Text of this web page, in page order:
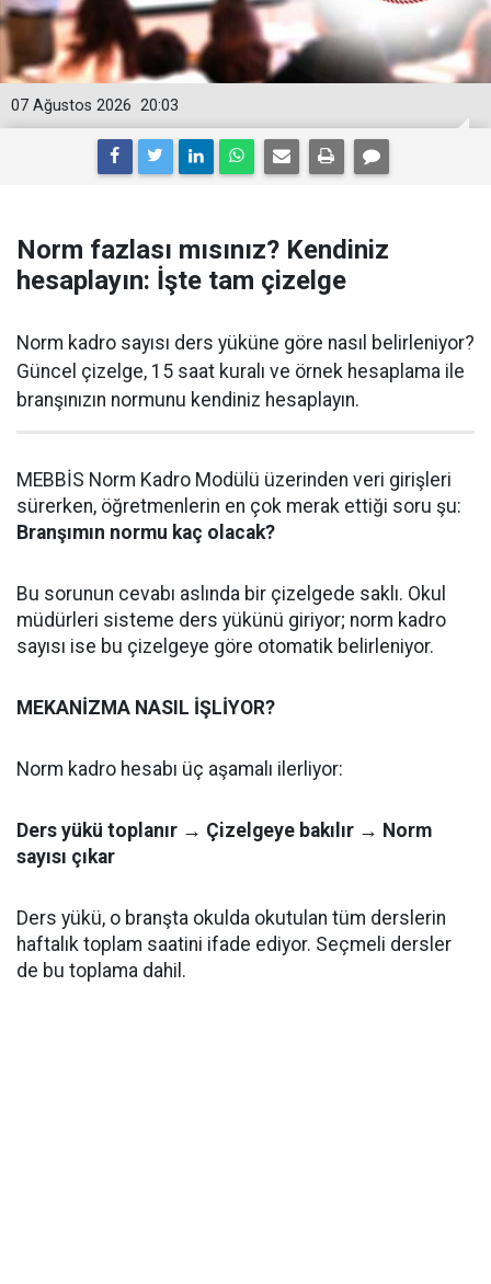
20:03
07 Ağustos 2026
Norm fazlası mısınız? Kendiniz
hesaplayın: İşte tam çizelge
Norm kadro sayısı ders yüküne göre nasıl belirleniyor?
Güncel çizelge, 15 saat kuralı ve örnek hesaplama ile
branşınızın normunu kendiniz hesaplayın.
MEBBİS Norm Kadro Modülü üzerinden veri girişleri
sürerken, öğretmenlerin en çok merak ettiği soru şu:
Branşımın normu kaç olacak?
Bu sorunun cevabı aslında bir çizelgede saklı. Okul
müdürleri sisteme ders yükünü giriyor; norm kadro
sayısı ise bu çizelgeye göre otomatik belirleniyor.
MEKANİZMA NASIL İŞLİYOR?
Norm kadro hesabı üç aşamalı ilerliyor:
Ders yükü toplanır → Çizelgeye bakılır → Norm
sayısı çıkar
Ders yükü, o branşta okulda okutulan tüm derslerin
haftalık toplam saatini ifade ediyor. Seçmeli dersler
de bu toplama dahil.